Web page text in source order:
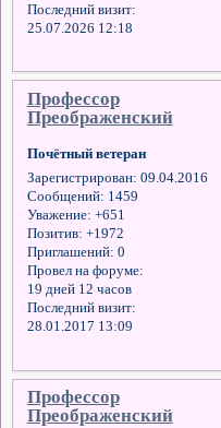
Последний визит:
25.07.2026 12:18
Профессор
Преображенский
Почётный ветеран
Зарегистрирован: 09.04.2016
Сообщений: 1459
Уважение: +651
Позитив: +1972
Приглашений: 0
Провел на форуме:
19 дней 12 часов
Последний визит:
28.01.2017 13:09
Профессор
Преображенский